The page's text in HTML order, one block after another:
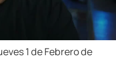
1 de Febrero de